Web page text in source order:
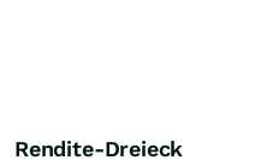
Rendite-Dreieck